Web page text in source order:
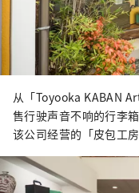
从「Toyooka KABAN
售行驶声音不响的行李
该公司经营的「皮包工房